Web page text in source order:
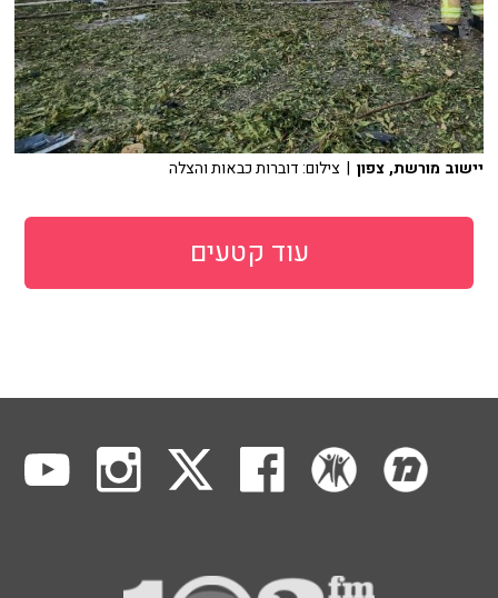
יישוב מורשת, צפון | צילום: דוברות כבאות והצלה
עוד קטעים